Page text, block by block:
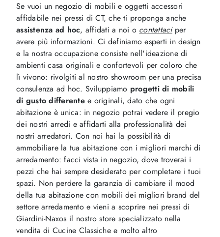
Se vuoi un negozio di mobili e oggetti accessori
affidabile nei pressi di CT, che ti proponga anche
assistenza ad hoc, affidati a noi o contattaciper
avere più informazioni. Ci definiamo esperti in design
e la nostra occupazione consiste nell'ideazione di
ambienti casa originali e confortevoli per coloro che
lì vivono: rivolgiti al nostro showroom per una precisa
consulenza ad hoc. Sviluppiamo progetti di mobili
di gusto differentee originali, dato che ogni
abitazione è unica: in negozio potrai vedere il pregio
dei nostri arredi e affidarti alla professionalità dei
nostri arredatori. Con noi hai la possibilità di
ammobiliare la tua abitazione con i migliori marchi di
arredamento: facci vista in negozio, dove troverai i
pezzi che hai sempre desiderato per completare i tuoi
spazi. Non perdere la garanzia di cambiare il mood
della tua abitazione con mobili dei migliori brand del
settore arredamento e vieni a scoprire nei pressi di
Giardini-Naxos il nostro store specializzato nella
vendita di Cucine Classiche e molto altro